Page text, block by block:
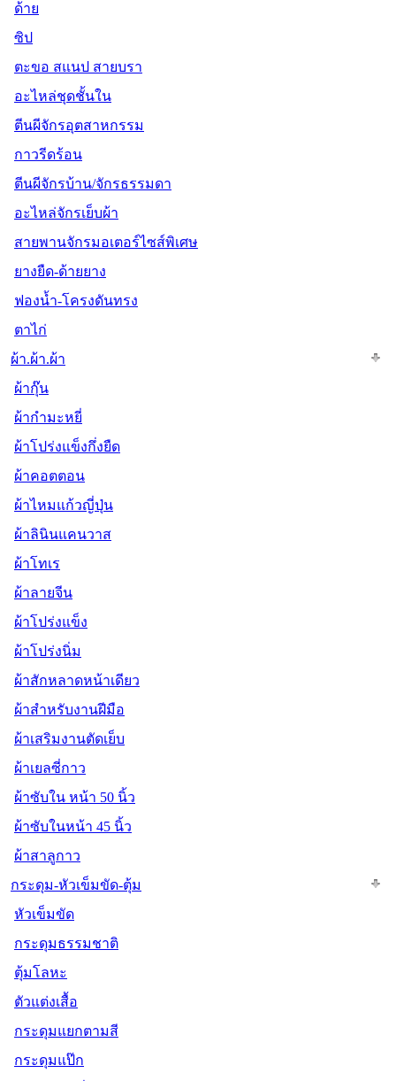
ด้าย
ซิป
ตะขอ สแนป สายบรา
อะไหล่ชุดชั้นใน
ตีนผีจักรอุตสาหกรรม
กาวรีดร้อน
ตีนผีจักรบ้าน/จักรธรรมดา
อะไหล่จักรเย็บผ้า
สายพานจักรมอเตอร์ไซส์พิเศษ
ยางยืด-ด้ายยาง
ฟองน้ำ-โครงดันทรง
ตาไก่
ผ้า.ผ้า.ผ้า
ผ้ากุ๊น
ผ้ากำมะหยี่
ผ้าโปร่งแข็งกึ่งยืด
ผ้าคอตตอน
ผ้าไหมแก้วญี่ปุ่น
ผ้าลินินแคนวาส
ผ้าโทเร
ผ้าลายจีน
ผ้าโปร่งแข็ง
ผ้าโปร่งนิ่ม
ผ้าสักหลาดหน้าเดียว
ผ้าสำหรับงานฝีมือ
ผ้าเสริมงานตัดเย็บ
ผ้าเยลซี่กาว
ผ้าซับใน หน้า 50 นิ้ว
ผ้าซับในหน้า 45 นิ้ว
ผ้าสาลูกาว
กระดุม-หัวเข็มขัด-ตุ้ม
หัวเข็มขัด
กระดุมธรรมชาติ
ตุ้มโลหะ
ตัวแต่งเสื้อ
กระดุมแยกตามสี
กระดุมแป๊ก